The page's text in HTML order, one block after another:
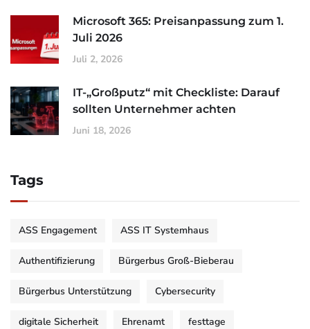
Microsoft 365: Preisanpassung zum 1.
Juli 2026
Juli 2, 2026
IT-„Großputz“ mit Checkliste: Darauf
sollten Unternehmer achten
Juni 18, 2026
Tags
ASS Engagement ASS IT Systemhaus
Authentifizierung Bürgerbus Groß-Bieberau
Bürgerbus Unterstützung Cybersecurity
digitale Sicherheit Ehrenamt festtage